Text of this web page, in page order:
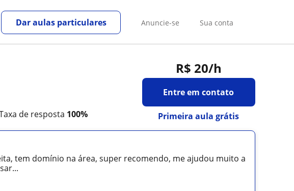
Anuncie-se Sua conta
Dar aulas particulares
R$ 20/h
Entre em contato
Primeira aula grátis
Taxa de resposta 100%
tem domínio na área, super recomendo, me ajudou muito a